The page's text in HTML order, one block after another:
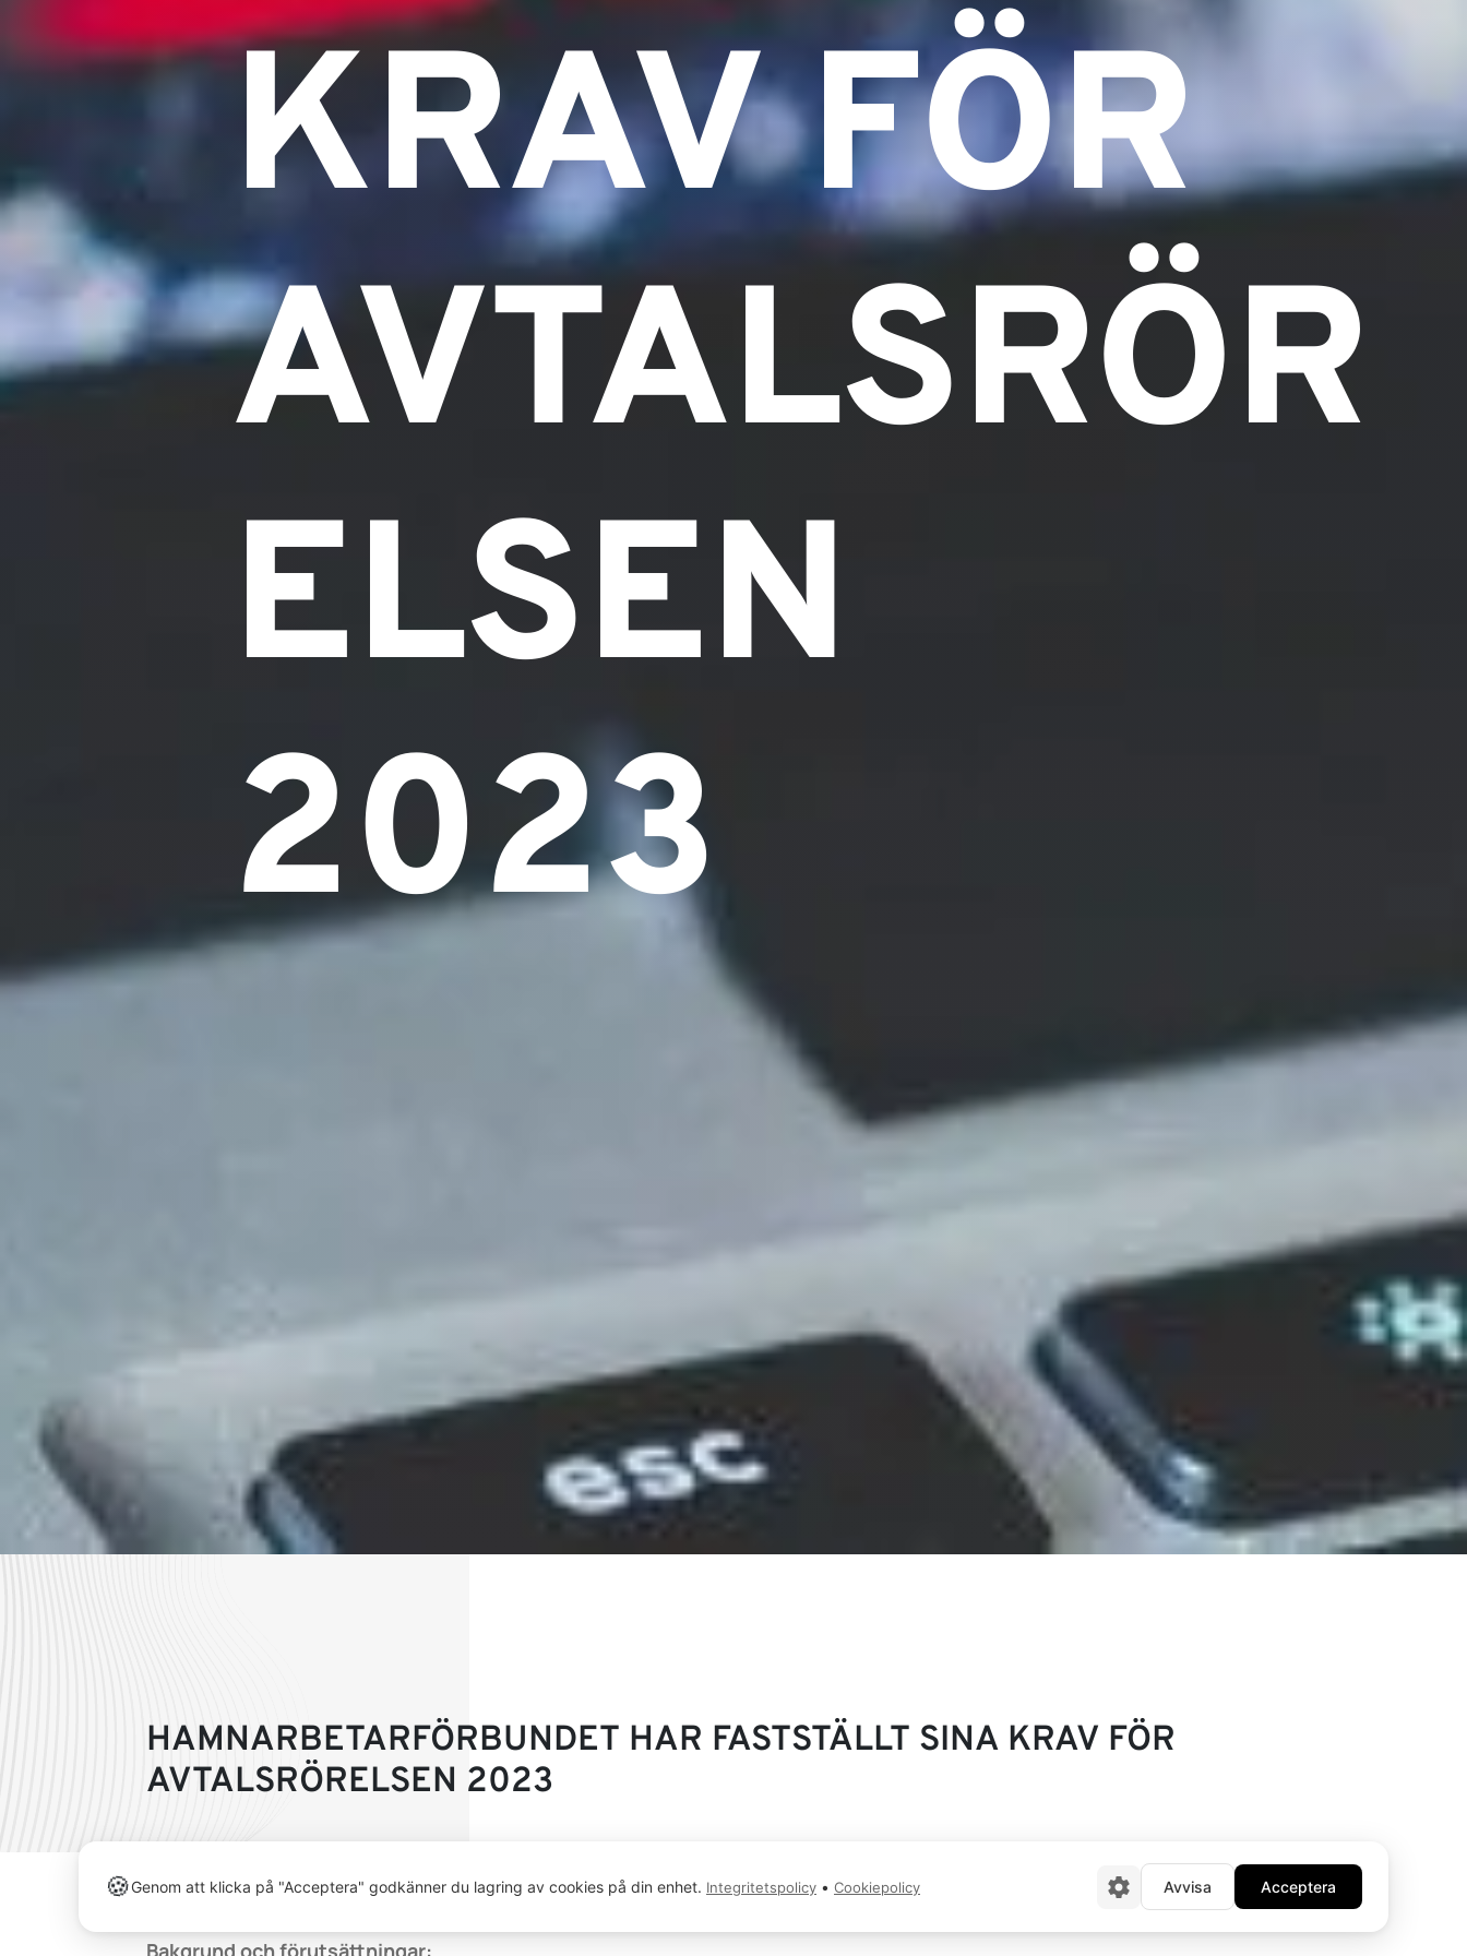
KRAV FÖR
AVTALSRÖR
ELSEN
2023
HAMNARBETARFÖRBUNDET HAR FASTSTÄLLT SINA KRAV FÖR
AVTALSRÖRELSEN 2023
Den 15 december hölls Förbundskonferens för att besluta om krav och strategi inför avtalsrörelsen 2023. Detta är en
Bakgrund och förutsättningar:
🍪Genom att klicka på "Acceptera" godkänner du lagring av cookies på din enhet. Integritetspolicy • Cookiepolicy Avvisa Acceptera